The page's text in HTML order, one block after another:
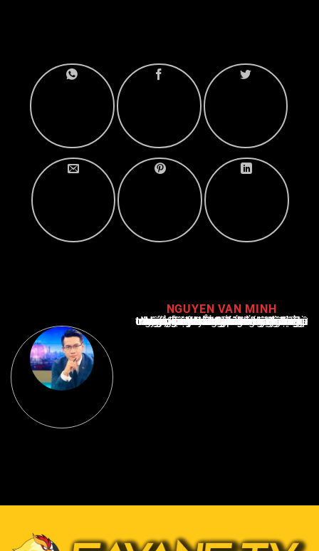
NGUYEN VAN MINH
Nguyễn Văn Minh là một trong những chuyên gia hàng đầu về báo cáo tin tức thể thao tại Việt Nam, với hơn 10 năm hoạt động trong ngành. Ông có kiến thức sâu rộng và kinh nghiệm đáng kể trong việc phân tích và báo cáo về các sự kiện thể thao hàng đầu. Sự hiểu biết sâu sắc của ông về ngành này đã giúp ông xây dựng uy tín và danh tiếng trong cộng đồng báo chí thể thao.